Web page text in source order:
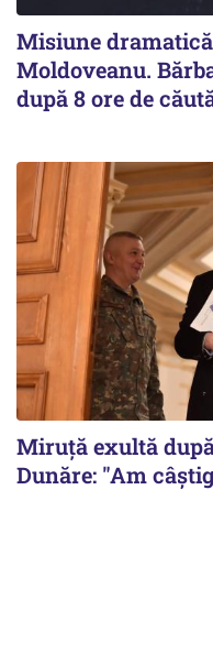
Misiune
Moldoveanu.
după 8 ore de
Miruță exultă
Dunăre: "Am